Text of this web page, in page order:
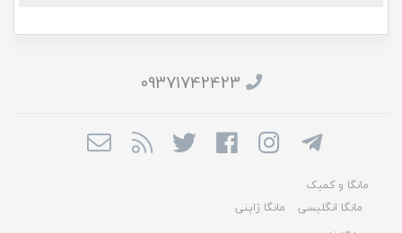
09371742423
مانگا و کمیک
مانگا انگلیسی
مانگا ژاپنی